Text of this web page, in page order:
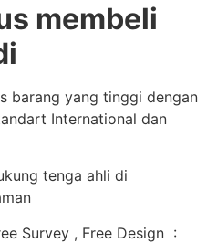
membeli
barang yang tinggi dengan
International dan
tenga ahli di
Survey , Free Design :